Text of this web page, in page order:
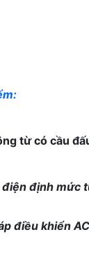
từ có cầu
điện định mức
điều khiển AC